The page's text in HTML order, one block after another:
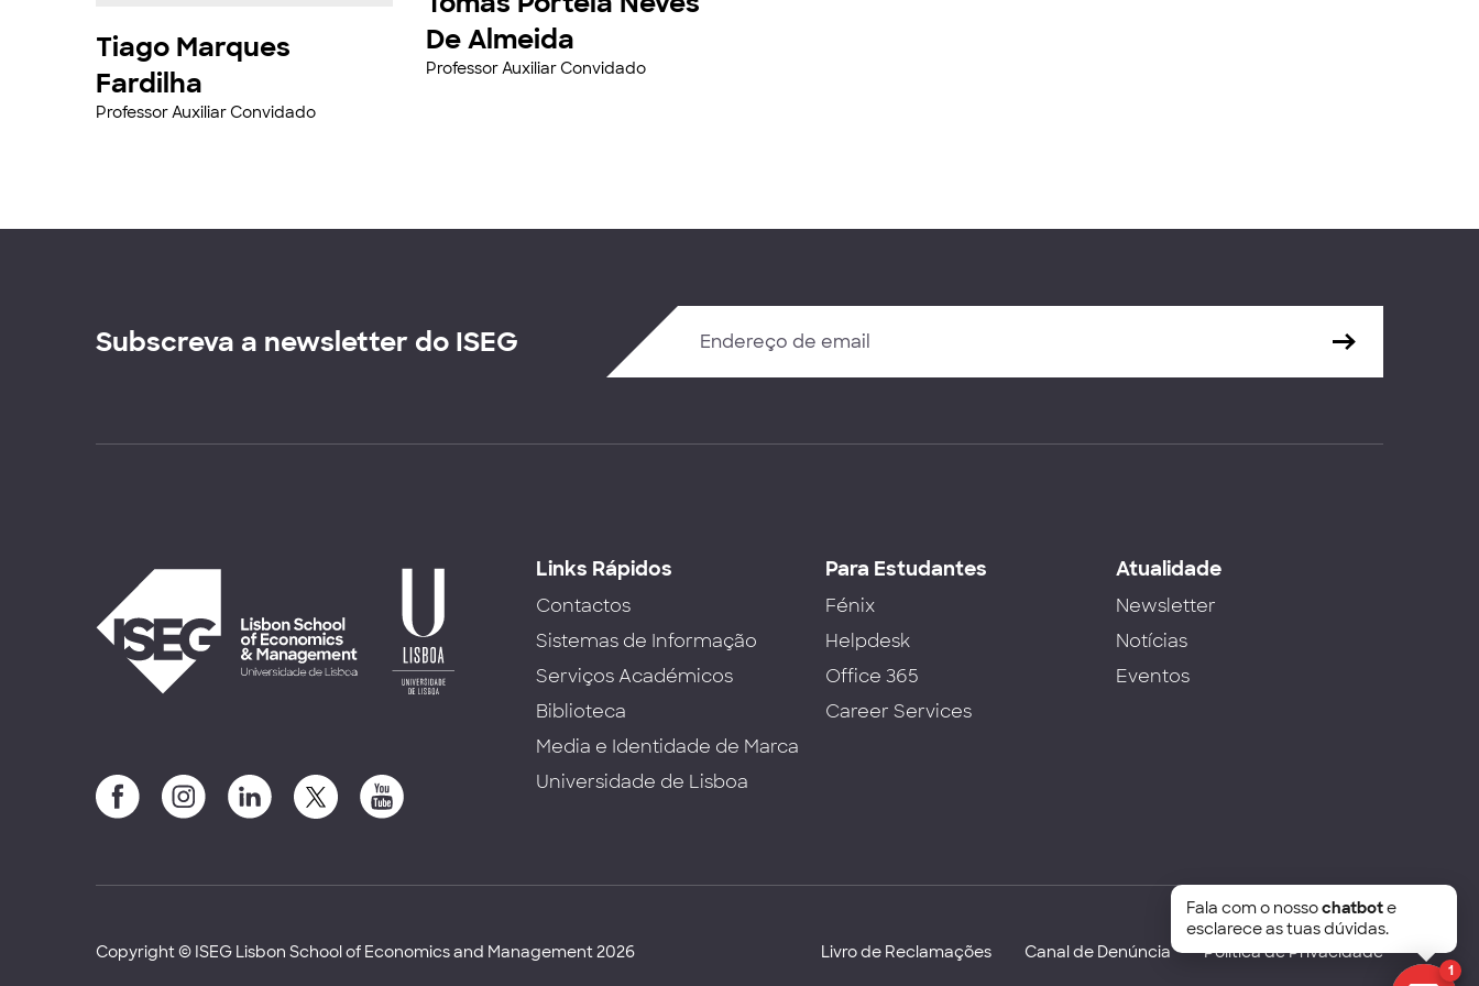
Tiago Marques
Fardilha
Professor Auxiliar Convidado
De Almeida
Professor Auxiliar Convidado
Subscreva a newsletter do ISEG
Links Rápidos
Contactos
Sistemas de Informação
Serviços Académicos
Biblioteca
Media e Identidade de Marca
Universidade de Lisboa
Para Estudantes
Fénix
Helpdesk
Office 365
Career Services
Atualidade
Newsletter
Notícias
Eventos
Copyright © ISEG Lisbon School of Economics and Management 2026 Livro de Reclamações Canal de Denúncia Política de Privacidade
1
Fala com o nossochatbote
esclarece as tuas dúvidas.